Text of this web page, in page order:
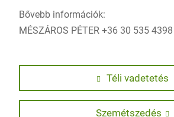
Bővebb információk:
MÉSZÁROS PÉTER +36 30 535 4398
navigáció
Previous
post:
Téli vadetetés
Next
Szemétszedés